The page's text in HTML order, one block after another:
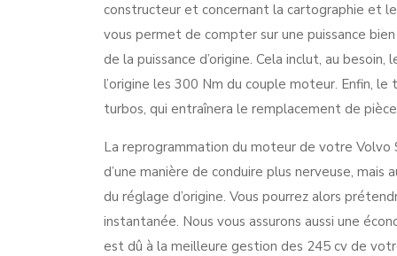
constructeur et concernant la cartographie et
vous permet de compter sur une puissance
de la puissance d’origine. Cela inclut, au
l’origine les 300 Nm du couple moteur. Enfin,
turbos, qui entraînera le remplacement de
La reprogrammation du moteur de votre
d’une manière de conduire plus nerveuse,
du réglage d’origine. Vous pourrez alors
instantanée. Nous vous assurons aussi une
est dû à la meilleure gestion des 245 cv de